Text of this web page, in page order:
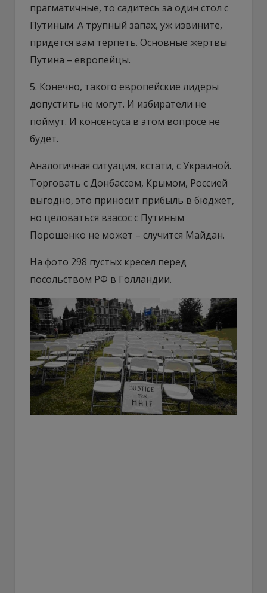
прагматичные, то садитесь за один стол с
Путиным. А трупный запах, уж извините,
придется вам терпеть. Основные жертвы
Путина – европейцы.
5. Конечно, такого европейские лидеры
допустить не могут. И избиратели не
поймут. И консенсуса в этом вопросе не
будет.
Аналогичная ситуация, кстати, с Украиной.
Торговать с Донбассом, Крымом, Россией
выгодно, это приносит прибыль в бюджет,
но целоваться взасос с Путиным
Порошенко не может – случится Майдан.
На фото 298 пустых кресел перед
посольством РФ в Голландии.